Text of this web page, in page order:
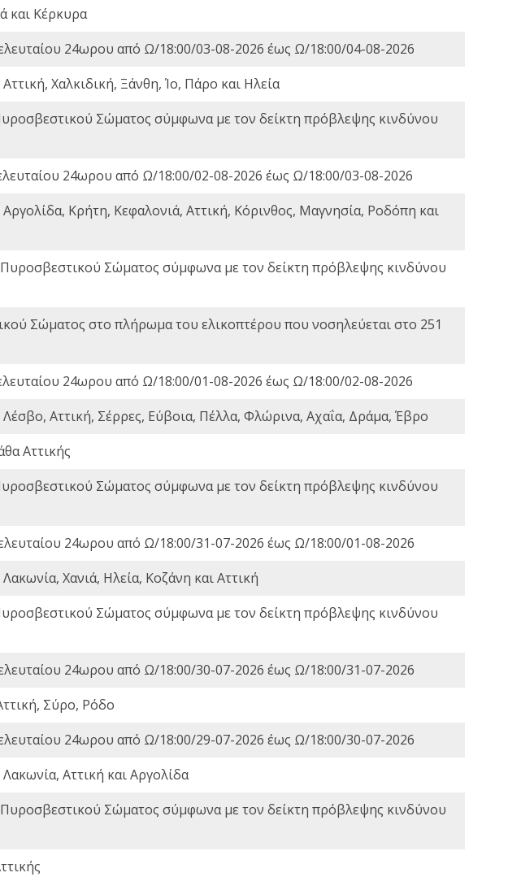
και Κέρκυρα
24ωρου από Ω/18:00/03-08-2026 έως Ω/18:00/04-08-2026
Χαλκιδική, Ξάνθη, Ίο, Πάρο και Ηλεία
Σώματος σύμφωνα με τον δείκτη πρόβλεψης κινδύνου
24ωρου από Ω/18:00/02-08-2026 έως Ω/18:00/03-08-2026
Κρήτη, Κεφαλονιά, Αττική, Κόρινθος, Μαγνησία, Ροδόπη και
Σώματος σύμφωνα με τον δείκτη πρόβλεψης κινδύνου
Σώματος στο πλήρωμα του ελικοπτέρου που νοσηλεύεται στο 251
24ωρου από Ω/18:00/01-08-2026 έως Ω/18:00/02-08-2026
Αττική, Σέρρες, Εύβοια, Πέλλα, Φλώρινα, Αχαΐα, Δράμα, Έβρο
Αττικής
Σώματος σύμφωνα με τον δείκτη πρόβλεψης κινδύνου
24ωρου από Ω/18:00/31-07-2026 έως Ω/18:00/01-08-2026
Χανιά, Ηλεία, Κοζάνη και Αττική
Σώματος σύμφωνα με τον δείκτη πρόβλεψης κινδύνου
24ωρου από Ω/18:00/30-07-2026 έως Ω/18:00/31-07-2026
Σύρο, Ρόδο
24ωρου από Ω/18:00/29-07-2026 έως Ω/18:00/30-07-2026
Αττική και Αργολίδα
Σώματος σύμφωνα με τον δείκτη πρόβλεψης κινδύνου